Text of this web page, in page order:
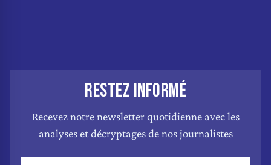
RESTEZ INFORMÉ
Recevez notre newsletter quotidienne avec les
analyses et décryptages de nos journalistes